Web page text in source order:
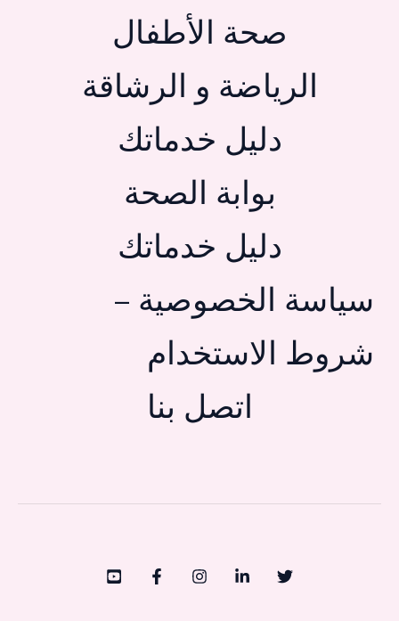
صحة الأطفال
الرياضة و الرشاقة
دليل خدماتك
بوابة الصحة
دليل خدماتك
سياسة الخصوصية –
شروط الاستخدام
اتصل بنا